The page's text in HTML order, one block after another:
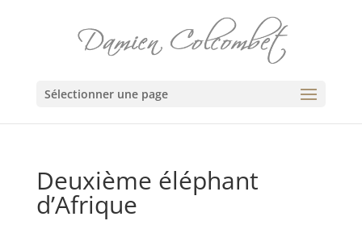
Sélectionner une page
Deuxième éléphant
d’Afrique